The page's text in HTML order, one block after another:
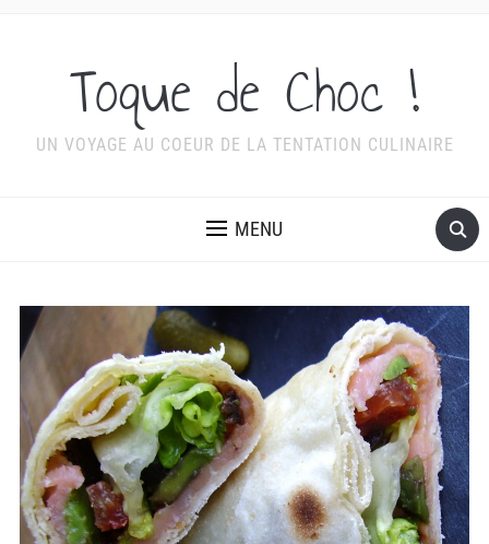
Toque de Choc !
UN VOYAGE AU COEUR DE LA TENTATION CULINAIRE
MENU